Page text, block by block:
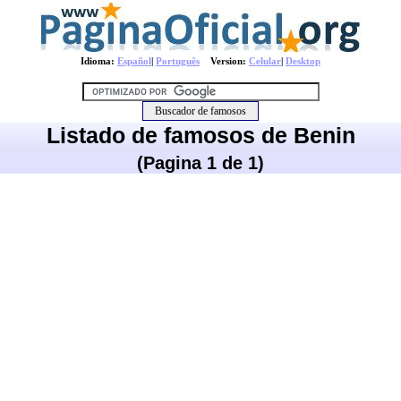
Idioma: Español| Português Version: Celular| Desktop
Listado de famosos de Benin
(Pagina 1 de 1)